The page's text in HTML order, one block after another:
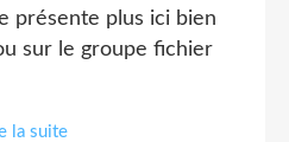
présente plus ici bien
sur le groupe fichier
la suite